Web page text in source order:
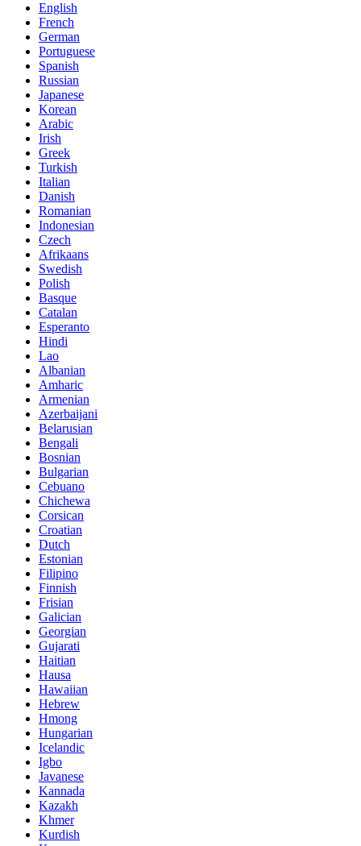
English
French
German
Portuguese
Spanish
Russian
Japanese
Korean
Arabic
Irish
Greek
Turkish
Italian
Danish
Romanian
Indonesian
Czech
Afrikaans
Swedish
Polish
Basque
Catalan
Esperanto
Hindi
Lao
Albanian
Amharic
Armenian
Azerbaijani
Belarusian
Bengali
Bosnian
Bulgarian
Cebuano
Chichewa
Corsican
Croatian
Dutch
Estonian
Filipino
Finnish
Frisian
Galician
Georgian
Gujarati
Haitian
Hausa
Hawaiian
Hebrew
Hmong
Hungarian
Icelandic
Igbo
Javanese
Kannada
Kazakh
Khmer
Kurdish